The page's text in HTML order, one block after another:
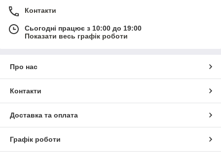
Контакти
Сьогодні працює з 10:00 до 19:00
Показати весь графік роботи
Про нас
Контакти
Доставка та оплата
Графік роботи